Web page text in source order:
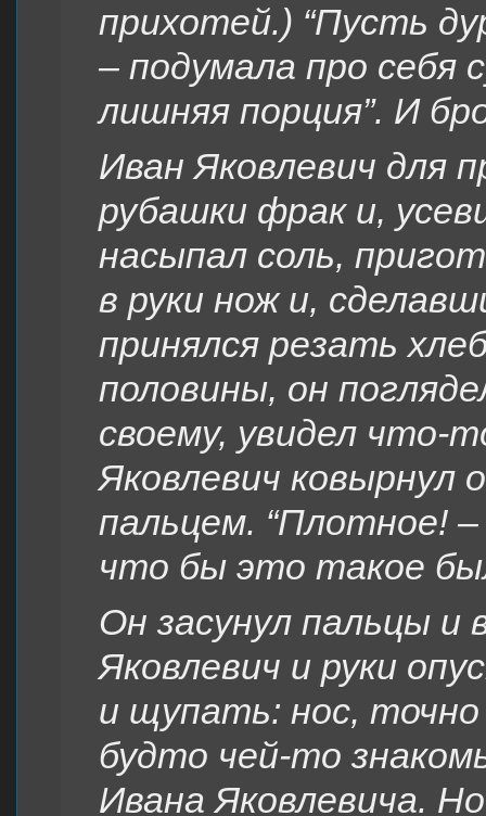
прихотей.) “Пусть
– подумала про себя
лишняя порция”. И
Иван Яковлевич для
рубашки фрак и,
насыпал соль,
в руки нож и,
принялся резать
половины, он
своему, увидел что-
Яковлевич ковырнул
пальцем. “Плотное! –
что бы это такое
Он засунул пальцы
Яковлевич и руки
и щупать: нос, точно
будто чей-то
Ивана Яковлевича.